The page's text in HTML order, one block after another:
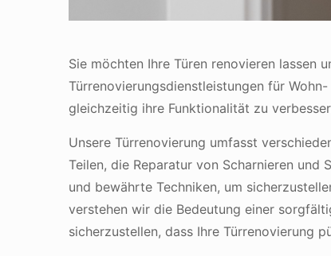
Sie möchten Ihre Türen renovieren lassen
Türrenovierungsdienstleistungen für
gleichzeitig ihre Funktionalität zu
Unsere Türrenovierung umfasst
Teilen, die Reparatur von Scharnieren
und bewährte Techniken, um
verstehen wir die Bedeutung einer
sicherzustellen, dass Ihre Türrenovierung